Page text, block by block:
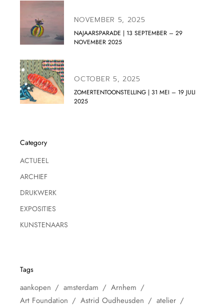
NOVEMBER 5, 2025
NAJAARSPARADE | 13 SEPTEMBER – 29
NOVEMBER 2025
OCTOBER 5, 2025
ZOMERTENTOONSTELLING | 31 MEI – 19 JULI
2025
Category
ACTUEEL
ARCHIEF
DRUKWERK
EXPOSITIES
KUNSTENAARS
Tags
aankopen amsterdam
Arnhem
Art Foundation
Astrid Oudheusden
atelier